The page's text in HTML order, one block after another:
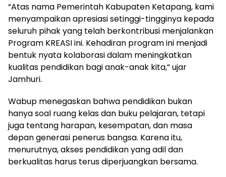
“Atas nama Pemerintah Kabupaten Ketapang, kami
menyampaikan apresiasi setinggi-tingginya kepada
seluruh pihak yang telah berkontribusi menjalankan
Program KREASI ini. Kehadiran program ini menjadi
bentuk nyata kolaborasi dalam meningkatkan
kualitas pendidikan bagi anak-anak kita,” ujar
Jamhuri.
Wabup menegaskan bahwa pendidikan bukan
hanya soal ruang kelas dan buku pelajaran, tetapi
juga tentang harapan, kesempatan, dan masa
depan generasi penerus bangsa. Karena itu,
menurutnya, akses pendidikan yang adil dan
berkualitas harus terus diperjuangkan bersama.